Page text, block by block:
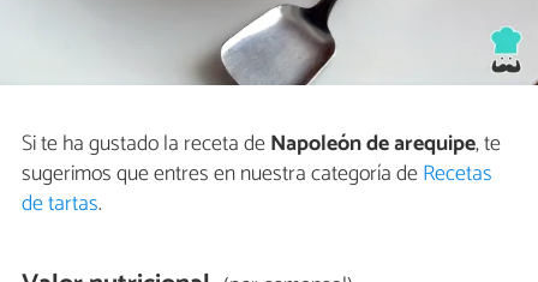
Si te ha gustado la receta deNapoleón de arequipe, te
sugerimos que entres en nuestra categoría deRecetas
de tartas.